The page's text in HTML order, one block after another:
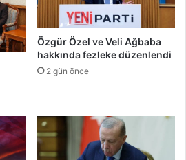
Özgür Özel ve Veli Ağbaba
hakkında fezleke düzenlendi
2 gün önce